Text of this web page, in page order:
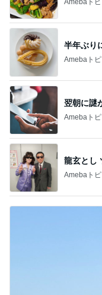
半年ぶり
Amebaト
翌朝に謎
Amebaト
龍玄とし
Amebaト